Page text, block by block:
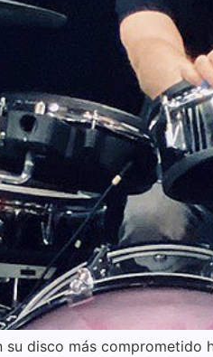
su disco más